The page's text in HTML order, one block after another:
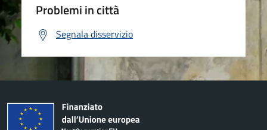
Problemi in città
Segnala disservizio